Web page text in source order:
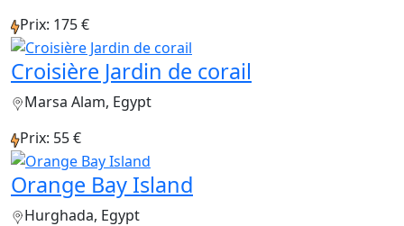
Prix: 175 €
Croisière Jardin de corail
Marsa Alam, Egypt
Prix: 55 €
Orange Bay Island
Hurghada, Egypt